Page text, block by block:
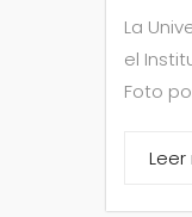
La
el
Foto